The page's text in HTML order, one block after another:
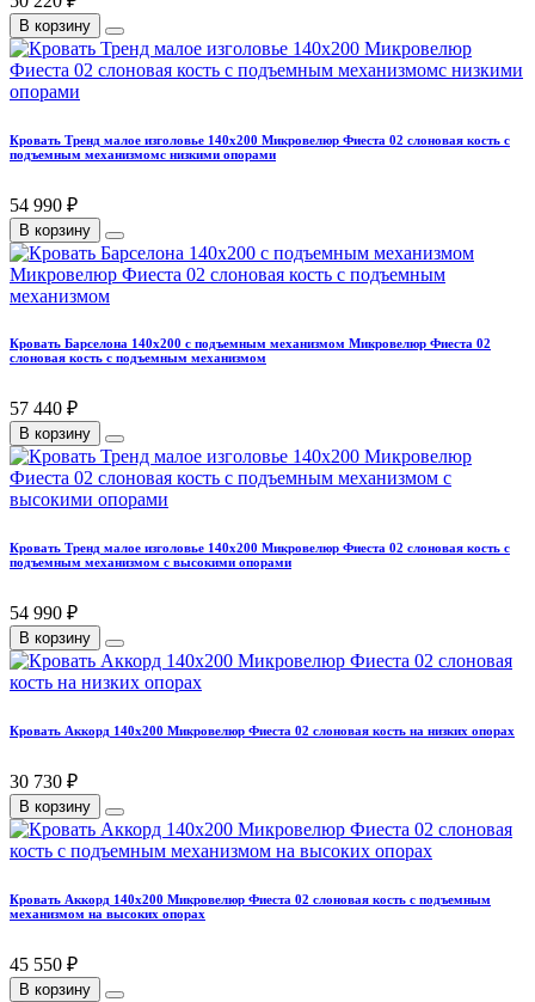
В корзину
Кровать Тренд малое изголовье 140х200 Микровелюр Фиеста 02 слоновая кость с
подъемным механизмомс низкими опорами
54 990 ₽
В корзину
Кровать Барселона 140х200 с подъемным механизмом Микровелюр Фиеста 02
слоновая кость с подъемным механизмом
57 440 ₽
В корзину
Кровать Тренд малое изголовье 140х200 Микровелюр Фиеста 02 слоновая кость с
подъемным механизмом с высокими опорами
54 990 ₽
В корзину
Кровать Аккорд 140х200 Микровелюр Фиеста 02 слоновая кость на низких опорах
30 730 ₽
В корзину
Кровать Аккорд 140х200 Микровелюр Фиеста 02 слоновая кость с подъемным
механизмом на высоких опорах
45 550 ₽
В корзину